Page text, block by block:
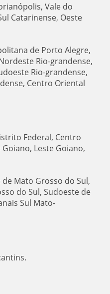
Vale do
Catarinense, Oeste
de Porto Alegre,
Rio-grandense,
Rio-grandense,
Centro Oriental
Federal, Centro
Leste Goiano,
Mato Grosso do Sul,
do Sul, Sudoeste de
Sul Mato-